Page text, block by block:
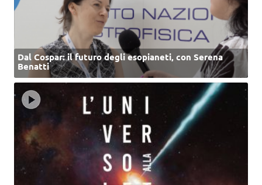
Dal Cospar: il futuro degli esopianeti, con Serena
Benatti